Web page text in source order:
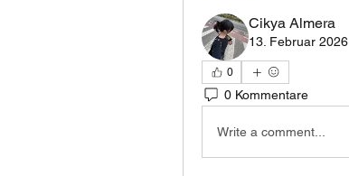
Cikya Almera
13. Februar 2026
0
0 Kommentare
Write a comment...